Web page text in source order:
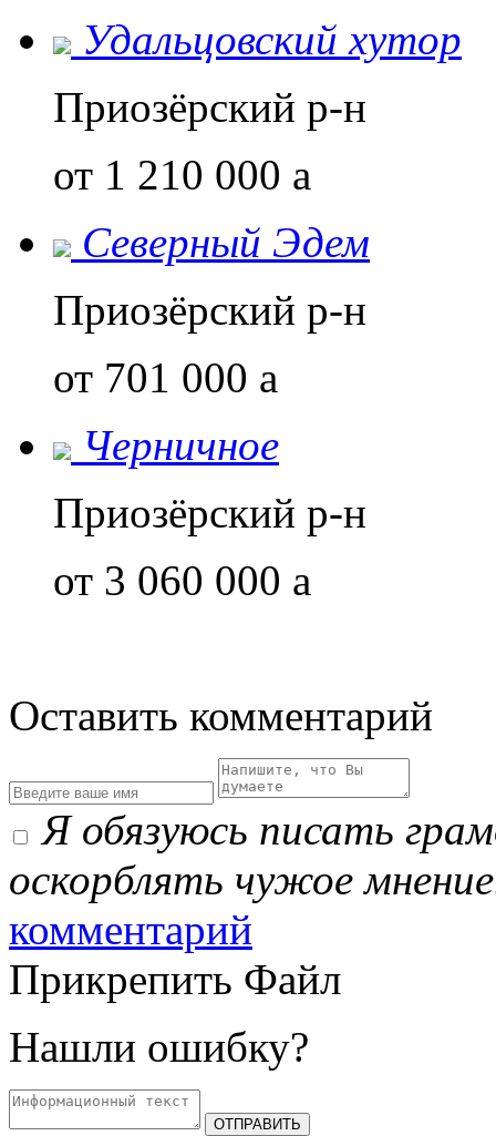
Удальцовский хутор
Приозёрский р-н
от 1 210 000 a
Северный Эдем
Приозёрский р-н
от 701 000 a
Черничное
Приозёрский р-н
от 3 060 000 a
Оставить комментарий
Я обязуюсь писать
оскорблять чужое
комментарий
Прикрепить Файл
Нашли ошибку?